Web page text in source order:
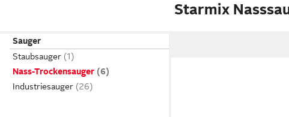
Starmix
Sauger
Staubsauger
Nass-Trockensauger
Industriesauger